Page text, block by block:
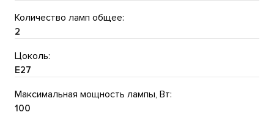
Количество ламп общее:
2
Цоколь:
E27
Максимальная мощность лампы, Вт:
100